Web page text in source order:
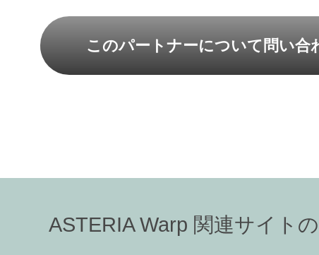
このパートナーについて問い合
ASTERIA Warp 関連サイト